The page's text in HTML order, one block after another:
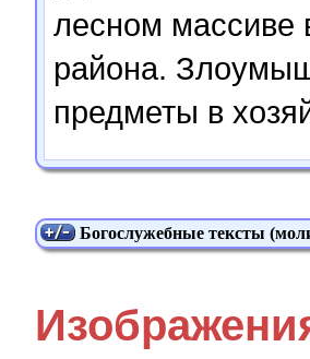
лесном массиве
района.
предметы в
Богослужебные тексты